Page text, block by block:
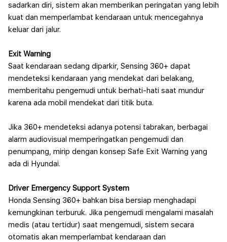
sadarkan diri, sistem akan memberikan peringatan yang lebih
kuat dan memperlambat kendaraan untuk mencegahnya
keluar dari jalur.
Exit Warning
Saat kendaraan sedang diparkir, Sensing 360+ dapat
mendeteksi kendaraan yang mendekat dari belakang,
memberitahu pengemudi untuk berhati-hati saat mundur
karena ada mobil mendekat dari titik buta.
Jika 360+ mendeteksi adanya potensi tabrakan, berbagai
alarm audiovisual memperingatkan pengemudi dan
penumpang, mirip dengan konsep Safe Exit Warning yang
ada di Hyundai.
Driver Emergency Support System
Honda Sensing 360+ bahkan bisa bersiap menghadapi
kemungkinan terburuk. Jika pengemudi mengalami masalah
medis (atau tertidur) saat mengemudi, sistem secara
otomatis akan memperlambat kendaraan dan